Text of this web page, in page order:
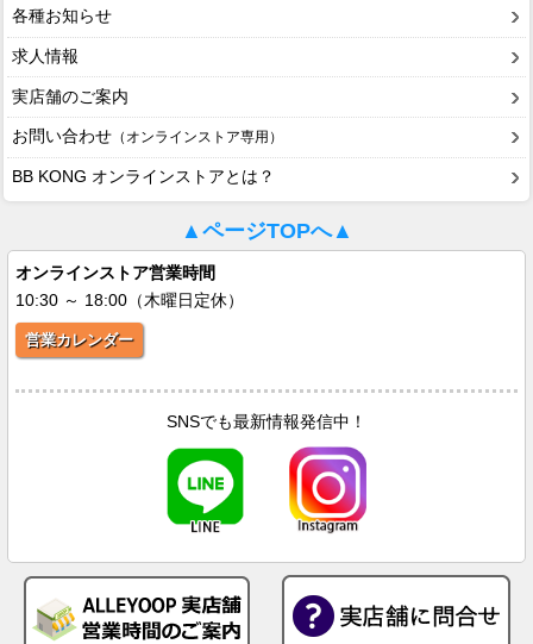
各種お知らせ
求人情報
実店舗のご案内
お問い合わせ （オンラインストア専用）
BB KONG オンラインストアとは？
▲ページTOPへ▲
オンラインストア営業時間
10:30 ～ 18:00（木曜日定休）
営業カレンダー
SNSでも最新情報発信中！